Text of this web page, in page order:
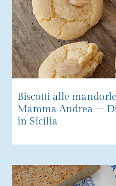
Biscotti alle
Mamma Andrea –
in Sicilia